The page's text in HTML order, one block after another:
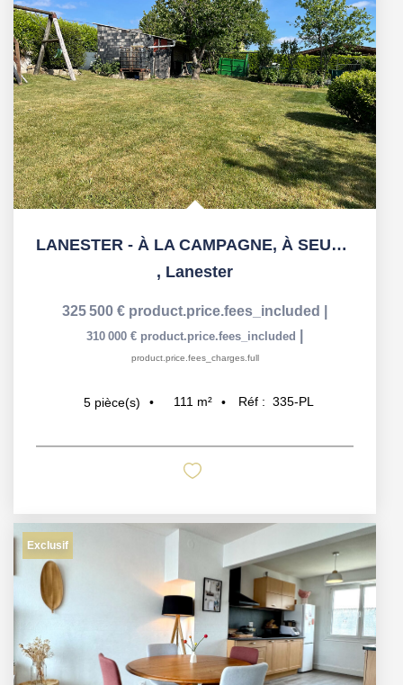
LANESTER - À LA CAMPAGNE, À SEULEMENT 10 MINUTES DU...
, Lanester
325 500 € product.price.fees_included
310 000 € product.price.fees_included
product.price.fees_charges.full
5 pièce(s) 111 m² Réf : 335-PL
Exclusif